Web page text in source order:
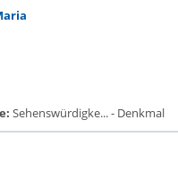
Sehenswürdigke... - Denkmal